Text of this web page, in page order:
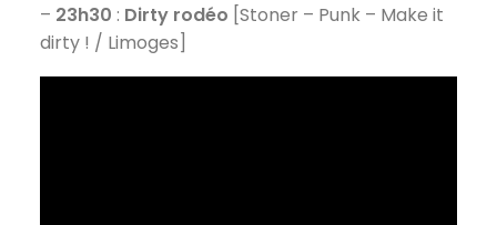
– 23h30 : Dirty rodéo [Stoner – Punk – Make it
dirty ! / Limoges]